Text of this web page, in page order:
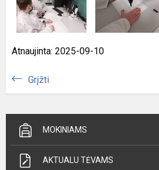
Atnaujinta: 2025-09-10
Grįžti
MOKINIAMS
AKTUALU TĖVAMS